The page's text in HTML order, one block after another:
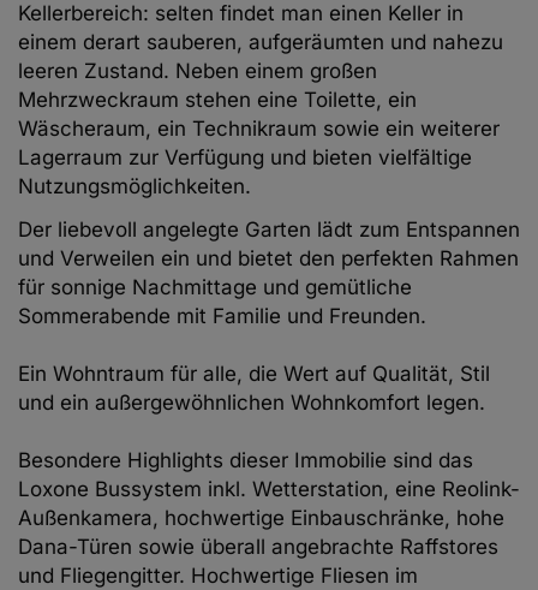
Kellerbereich: selten findet man einen Keller in
einem derart sauberen, aufgeräumten und nahezu
leeren Zustand. Neben einem großen
Mehrzweckraum stehen eine Toilette, ein
Wäscheraum, ein Technikraum sowie ein weiterer
Lagerraum zur Verfügung und bieten vielfältige
Nutzungsmöglichkeiten.
Der liebevoll angelegte Garten lädt zum Entspannen
und Verweilen ein und bietet den perfekten Rahmen
für sonnige Nachmittage und gemütliche
Sommerabende mit Familie und Freunden.
Ein Wohntraum für alle, die Wert auf Qualität, Stil
und ein außergewöhnlichen Wohnkomfort legen.
Besondere Highlights dieser Immobilie sind das
Loxone Bussystem inkl. Wetterstation, eine Reolink-
Außenkamera, hochwertige Einbauschränke, hohe
Dana-Türen sowie überall angebrachte Raffstores
und Fliegengitter. Hochwertige Fliesen im